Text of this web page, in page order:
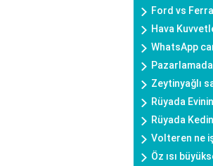
Ford vs
Hava
WhatsApp
Zeytinyağlı
Rüyada
Rüyada
Volteren ne
Öz ısı